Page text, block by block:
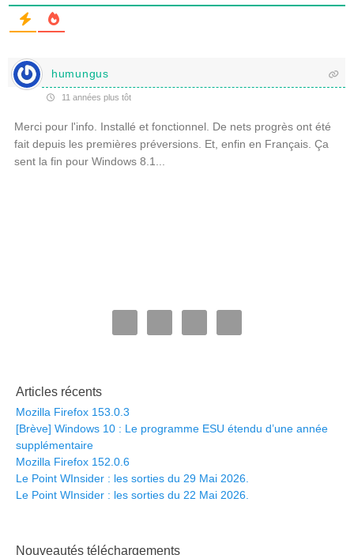
humungus
11 années plus tôt
Merci pour l'info. Installé et fonctionnel. De nets progrès ont été
fait depuis les premières préversions. Et, enfin en Français. Ça
sent la fin pour Windows 8.1...
Articles récents
Mozilla Firefox 153.0.3
[Brève] Windows 10 : Le programme ESU étendu d’une année
supplémentaire
Mozilla Firefox 152.0.6
Le Point WInsider : les sorties du 29 Mai 2026.
Le Point WInsider : les sorties du 22 Mai 2026.
Nouveautés téléchargements